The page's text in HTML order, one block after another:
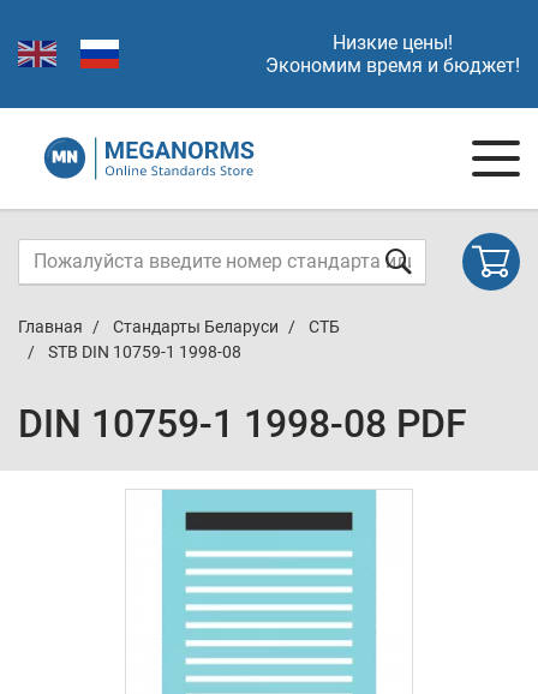
Низкие цены!
Экономим время и бюджет!
Главная Стандарты Беларуси
СТБ
STB DIN 10759-1 1998-08
DIN 10759-1 1998-08 PDF